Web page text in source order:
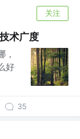
关注
术广度
，
好
35